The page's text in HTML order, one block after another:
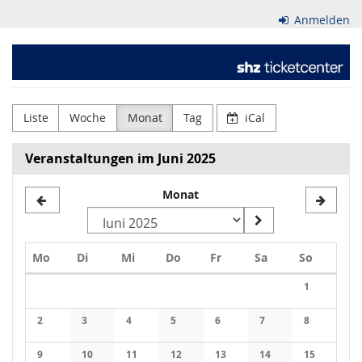
Inhalt
Anmelden
Holsteinischer
Zeitungsverlag
GmbH
&
Co.
KG
Liste Woche Monat Tag iCal
Veranstaltungen im Juni 2025
Monat
Mo Montag
DiDienstag
MiMittwoch
Do Donnerstag
FrFreitagSaSamstag
So
1
Keine
2
Keine Veranstaltungen
3
Keine Veranstaltungen
4
Keine Veranstaltungen
5
Keine Veranstaltungen
6
Keine Veranstaltungen
7
Keine
8
Keine
9 10 11 12 13 14 15